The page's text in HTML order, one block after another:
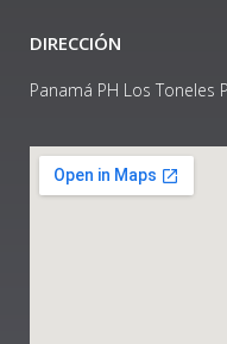
DIRECCIÓN
Panamá PH Los Toneles